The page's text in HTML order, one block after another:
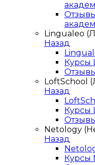
Lingualeo
Назад
Курсы
LoftSchool
Назад
Курсы
Netology
Назад
Курсы